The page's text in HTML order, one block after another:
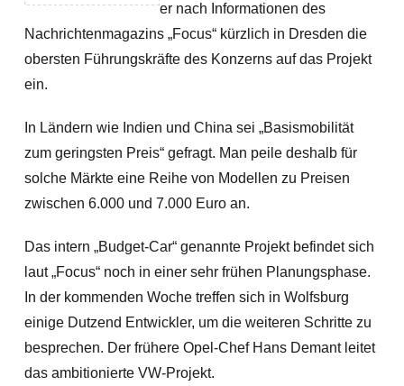
er nach Informationen des
Nachrichtenmagazins „Focus“ kürzlich in Dresden die
obersten Führungskräfte des Konzerns auf das Projekt
ein.
In Ländern wie Indien und China sei „Basismobilität
zum geringsten Preis“ gefragt. Man peile deshalb für
solche Märkte eine Reihe von Modellen zu Preisen
zwischen 6.000 und 7.000 Euro an.
Das intern „Budget-Car“ genannte Projekt befindet sich
laut „Focus“ noch in einer sehr frühen Planungsphase.
In der kommenden Woche treffen sich in Wolfsburg
einige Dutzend Entwickler, um die weiteren Schritte zu
besprechen. Der frühere Opel-Chef Hans Demant leitet
das ambitionierte VW-Projekt.